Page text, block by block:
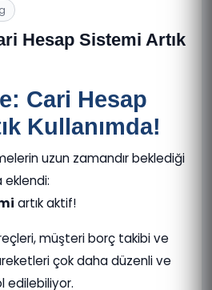
Hesap Sistemi Artık
Cari Hesap
Kullanımda!
uzun zamandır beklediği
eklendi:
artık aktif!
müşteri borç takibi ve
çok daha düzenli ve
edilebiliyor.